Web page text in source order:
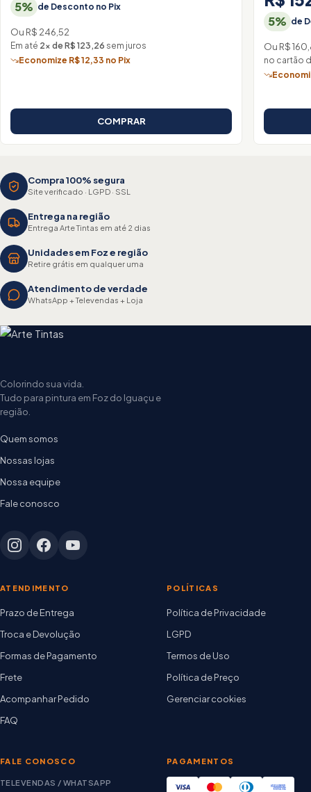
5% de Desconto no Pix
Ou R$ 246,52
Em até 2× de R$ 123,26 sem juros
Economize R$ 12,33 no Pix
COMPRAR
5% de
Ou R$
no cartão
Compra 100% segura
Site verificado · LGPD · SSL
Entrega na região
Entrega Arte Tintas em até 2 dias
Unidades em Foz e região
Retire grátis em qualquer uma
Atendimento de verdade
WhatsApp + Televendas + Loja
Colorindo sua vida.
Tudo para pintura em Foz do Iguaçu e
região.
Quem somos
Nossas lojas
Nossa equipe
Fale conosco
ATENDIMENTO
Prazo de Entrega
Troca e Devolução
Formas de Pagamento
Frete
Acompanhar Pedido
FAQ
POLÍTICAS
Política de Privacidade
LGPD
Termos de Uso
Política de Preço
Gerenciar cookies
FALE CONOSCO
TELEVENDAS / WHATSAPP
PAGAMENTOS